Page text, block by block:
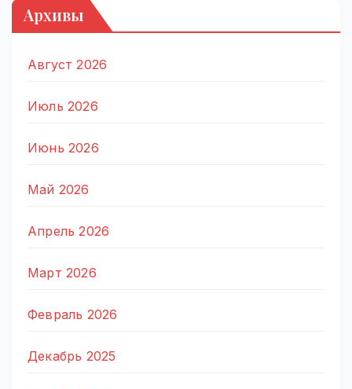
Архивы
Август 2026
Июль 2026
Июнь 2026
Май 2026
Апрель 2026
Март 2026
Февраль 2026
Декабрь 2025